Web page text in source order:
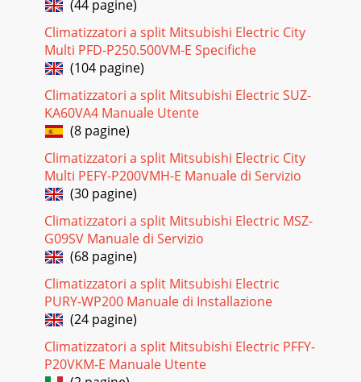
с наружного блокаАналогично контроллеру PAC-IF011B-
E (см. стр. 15).Контроллер PAC-IF041B-E предназ
Pagina 25 - Падение давления на фильтре
29Горячая вода (ГВС)Нагрев воды для санитарного
использования. Нагрев воды в накопительном баке для
санитарного использования происходит в 2 этапа: пе
Pagina 26 - Рекомендации по установке
30Типовая схема примененияПолупромышленная
сериятепловые насосы для нагрева воды
«воздух−вода»PFSполупромышленная системаMr. Slim
ZUBADANилиMr. Slim P
Pagina 27 - Примечание
31выноснойтермисторPAC-SE41TS-
помещениямакс.820.0°C20.0°C20.0°C20.0°CВариант А
.тепловой пун
Pagina 28 - PUHZ-HRP, PUHZ-RP
32ГидромодулиПолупромышленная сериятепловые
насосы для нагрева воды «воздух−вода»Компания
Mitsubishi Electric производит несколько типов гидромод
(44 pagine)
Climatizzatori a split Mitsubishi Electric City
Multi PFD-P250.500VM-E Specifiche
(104 pagine)
Climatizzatori a split Mitsubishi Electric SUZ-
KA60VA4 Manuale Utente
(8 pagine)
Climatizzatori a split Mitsubishi Electric City
Multi PEFY-P200VMH-E Manuale di Servizio
(30 pagine)
Climatizzatori a split Mitsubishi Electric MSZ-
G09SV Manuale di Servizio
(68 pagine)
Climatizzatori a split Mitsubishi Electric
PURY-WP200 Manuale di Installazione
(24 pagine)
Climatizzatori a split Mitsubishi Electric PFFY-
P20VKM-E Manuale Utente